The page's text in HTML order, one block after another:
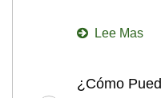
Lee Mas
¿Cómo